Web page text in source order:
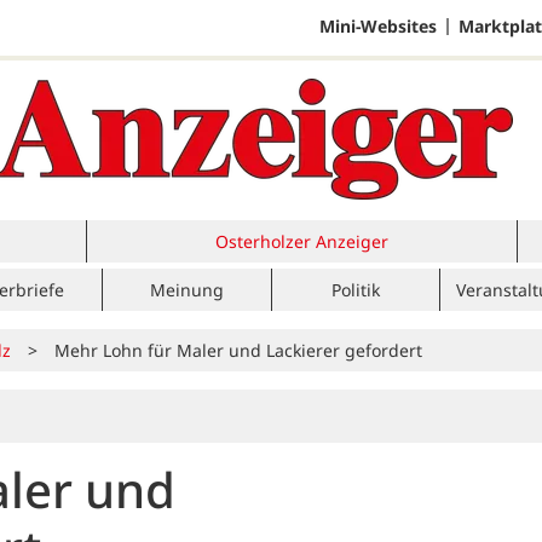
Mini-Websites
Osterholzer Anzeiger
Meinung Politik
> Mehr Lohn für Maler und Lackierer gefordert
und